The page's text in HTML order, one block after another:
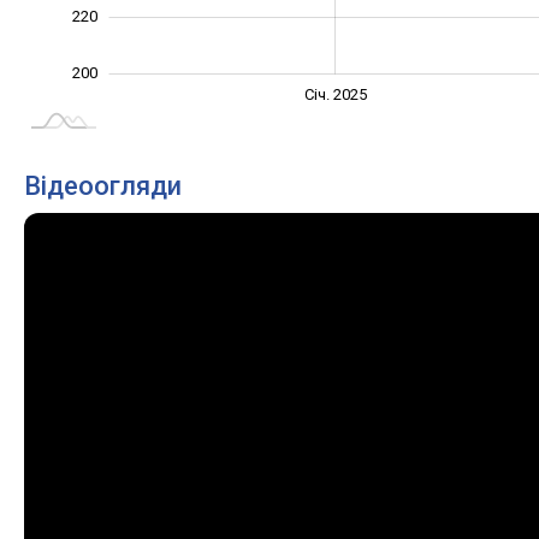
200
220
Січ. 2025
Відеоогляди